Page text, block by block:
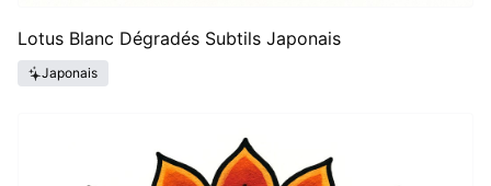
Lotus Blanc Dégradés Subtils Japonais
Japonais